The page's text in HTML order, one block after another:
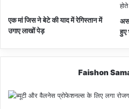
एक मां जिस ने बेटे की याद में रेगिस्तान में
उगाए लाखों पेड़
हुए
Faishon